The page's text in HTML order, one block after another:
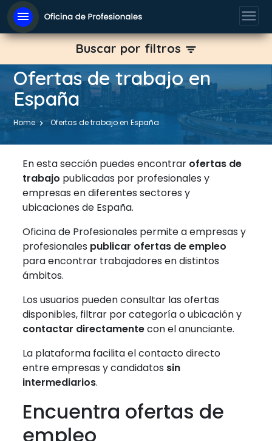
menu menu
Ofertas de trabajo en
España
Home Ofertas de trabajo en España
En esta sección puedes encontrar ofertas de
trabajo publicadas por profesionales y
empresas en diferentes sectores y
ubicaciones de España.
Oficina de Profesionales permite a empresas y
profesionales publicar ofertas de empleo
para encontrar trabajadores en distintos
ámbitos.
Los usuarios pueden consultar las ofertas
disponibles, filtrar por categoría o ubicación y
contactar directamentecon el anunciante.
La plataforma facilita el contacto directo
entre empresas y candidatos sin
intermediarios.
Encuentra ofertas de
empleo
Buscar por filtros filter_list